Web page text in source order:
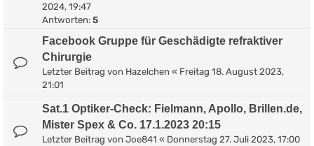
2024, 19:47
Antworten: 5
Facebook Gruppe für Geschädigte refraktiver
Chirurgie
Letzter Beitrag von Hazelchen « Freitag 18. August 2023,
21:01
Sat.1 Optiker-Check: Fielmann, Apollo, Brillen.de,
Mister Spex & Co. 17.1.2023 20:15
Letzter Beitrag von Joe841 « Donnerstag 27. Juli 2023, 17:00